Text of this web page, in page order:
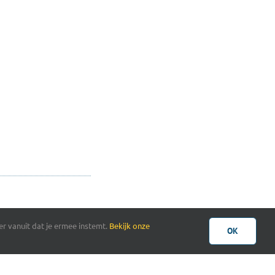
vanuit dat je ermee instemt. Bekijk onze
OK